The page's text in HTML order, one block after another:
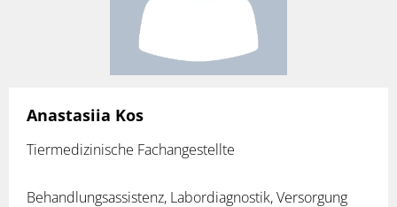
Anastasiia Kos
Tiermedizinische Fachangestellte
Behandlungsassistenz, Labordiagnostik, Versorgung